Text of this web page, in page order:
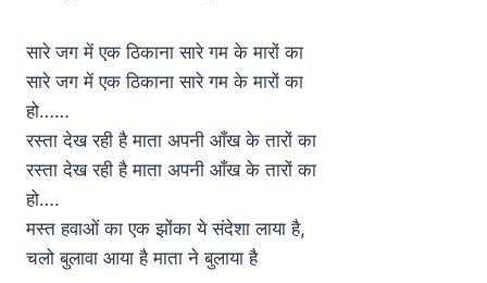
सारे जग में एक ठिकाना सारे गम के मारों का
सारे जग में एक ठिकाना सारे गम के मारों का
हो……
रस्ता देख रही है माता अपनी आँख के तारों का
रस्ता देख रही है माता अपनी आँख के तारों का
हो….
मस्त हवाओं का एक झोंका ये संदेशा लाया है,
चलो बुलावा आया है माता ने बुलाया है